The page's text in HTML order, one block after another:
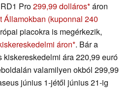
Pro299,99 dolláros áron
Államokban (kuponnal 240
piacokra is megérkezik,
áron . Bár a
ára 220,99 euró
valamilyen okból 299,99
június 1-jétől június 21-ig